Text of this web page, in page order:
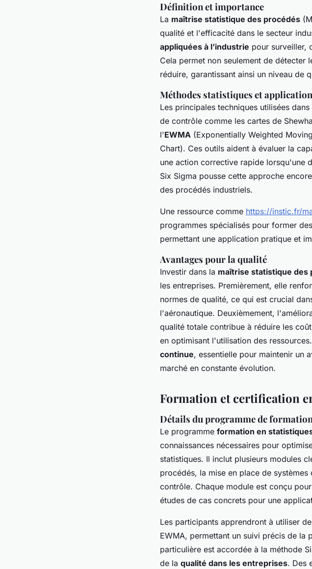
Définition et importance
La maîtrise statistique des procédés
qualité et l'efficacité dans le secteur
appliquées à l’industrie pour surveiller,
Cela permet non seulement de détecter
réduire, garantissant ainsi un niveau de
Méthodes statistiques et
Les principales techniques utilisées
de contrôle comme les cartes de
l'EWMA (Exponentially Weighted
Chart). Ces outils aident à évaluer la
une action corrective rapide lorsqu'une
Six Sigma pousse cette approche
des procédés industriels.
Une ressource comme https://instic.fr/
programmes spécialisés pour former
permettant une application pratique et
Avantages pour la qualité
Investir dans la maîtrise statistique des
les entreprises. Premièrement, elle
normes de qualité, ce qui est crucial
l'aéronautique. Deuxièmement,
qualité totale contribue à réduire les
en optimisant l'utilisation des
continue, essentielle pour maintenir un
marché en constante évolution.
Formation et certification
Détails du programme de
Le programme formation en
connaissances nécessaires pour
statistiques. Il inclut plusieurs modules
procédés, la mise en place de
contrôle. Chaque module est conçu
études de cas concrets pour une
Les participants apprendront à utiliser
EWMA, permettant un suivi précis de la
particulière est accordée à la méthode
de la qualité dans les entreprises. Des